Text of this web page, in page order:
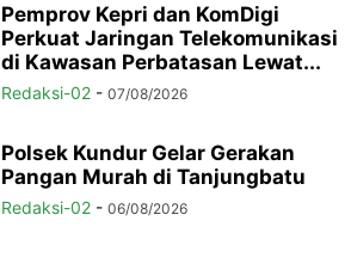
Pemprov Kepri dan KomDigi
Perkuat Jaringan Telekomunikasi
di Kawasan Perbatasan Lewat...
Redaksi-02 - 07/08/2026
Polsek Kundur Gelar Gerakan
Pangan Murah di Tanjungbatu
Redaksi-02 - 06/08/2026